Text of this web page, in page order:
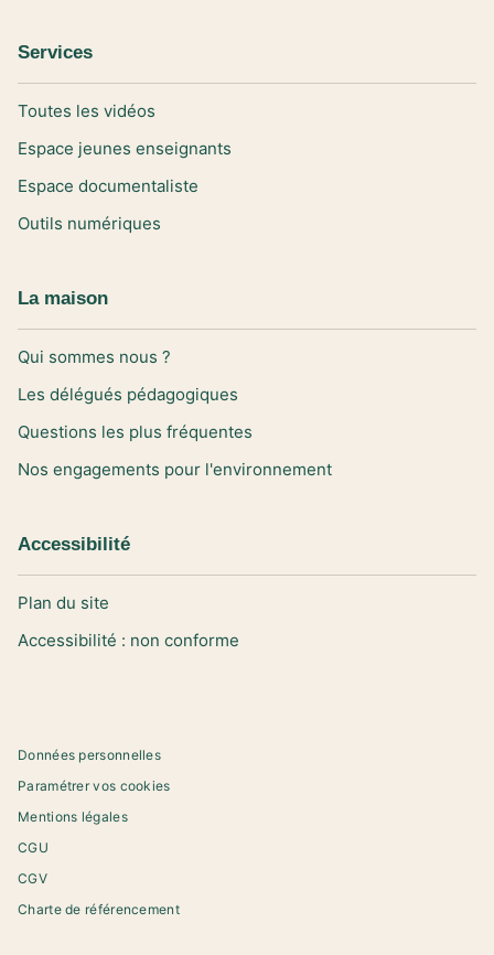
Services
Toutes les vidéos
Espace jeunes enseignants
Espace documentaliste
Outils numériques
La maison
Qui sommes nous ?
Les délégués pédagogiques
Questions les plus fréquentes
Nos engagements pour l'environnement
Accessibilité
Plan du site
Accessibilité : non conforme
Données personnelles
Paramétrer vos cookies
Mentions légales
CGU
CGV
Charte de référencement